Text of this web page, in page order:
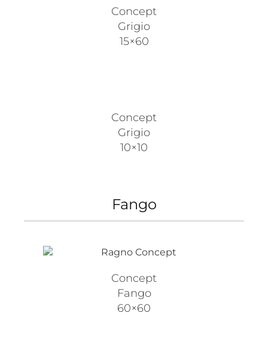
Concept
Grigio
15×60
Concept
Grigio
10×10
Fango
Concept
Fango
60×60